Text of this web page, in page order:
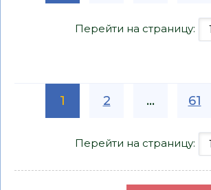
Перейти на страницу:
1 2 ... 61
Перейти на страницу: